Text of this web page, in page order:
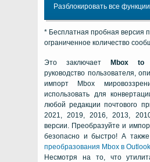
Разблокировать все функции
* Бесплатная пробная версия
ограниченное количество
Это заключает
Mbox to
руководство пользователя,
импорт Mbox
использовать для
любой редакции почтового
2021, 2019, 2016, 2013,
версии. Преобразуйте и
безопасно и быстро! А
преобразования Mbox в
Несмотря на то, что